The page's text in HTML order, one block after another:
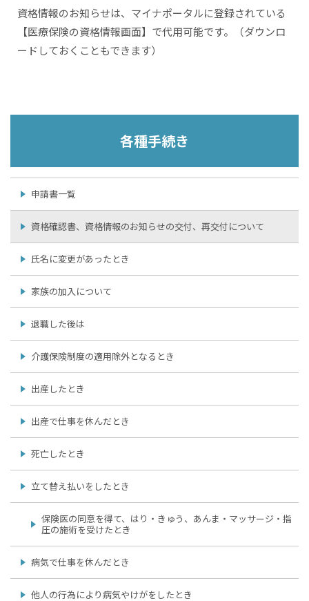
資格情報のお知らせは、マイナポータルに登録されている
【医療保険の資格情報画面】で代用可能です。（ダウンロ
ードしておくこともできます）
各種手続き
申請書一覧
資格確認書、資格情報のお知らせの交付、再交付について
氏名に変更があったとき
家族の加入について
退職した後は
介護保険制度の適用除外となるとき
出産したとき
出産で仕事を休んだとき
死亡したとき
立て替え払いをしたとき
保険医の同意を得て、はり・きゅう、あんま・マッサージ・指
圧の施術を受けたとき
病気で仕事を休んだとき
他人の行為により病気やけがをしたとき